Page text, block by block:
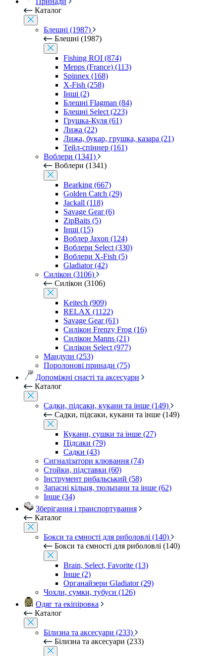
Каталог
Блешні (1987)
Блешні (1987)
Fishing ROI (874)
Mepps (France) (113)
Spinnex (168)
X-Fish (258)
Інші (2)
Блешні Flagman (84)
Блешні Select (223)
Грушка-Куля (61)
Лижа (22)
Лижа, букар, грушка, казара (21)
Тейл-спіннер (161)
Воблери (1341)
Воблери (1341)
Bearking (667)
Golden Catch (29)
Jackall (118)
Savage Gear (6)
ZipBaits (5)
Інші (15)
Воблер Jaxon (124)
Воблери Select (330)
Воблери X-Fish (5)
Gladiator (42)
Силікон (3106)
Силікон (3106)
Keitech (909)
RELAX (1122)
Savage Gear (61)
Силікон Frenzy Frog (16)
Силікон Manns (21)
Силікон Select (977)
Мандули (253)
Поролонові принади (75)
Допоміжні снасті та аксесуари
Каталог
Садки, підсаки, кукани та інше (149)
Садки, підсаки, кукани та інше (149)
Кукани, сушки та інше (27)
Підсаки (79)
Садки (43)
Сигналізатори клювання (74)
Стойки, підставки (60)
Інструмент рибальський (58)
Запасні кільця, тюльпани та інше (62)
Інше (34)
Зберігання і транспортування
Каталог
Бокси та ємності для риболовлі (140)
Бокси та ємності для риболовлі (140)
Brain, Select, Favorite (13)
Інше (2)
Органайзери Gladiator (29)
Чохли, сумки, тубуси (126)
Одяг та екіпіровка
Каталог
Білизна та аксесуари (233)
Білизна та аксесуари (233)